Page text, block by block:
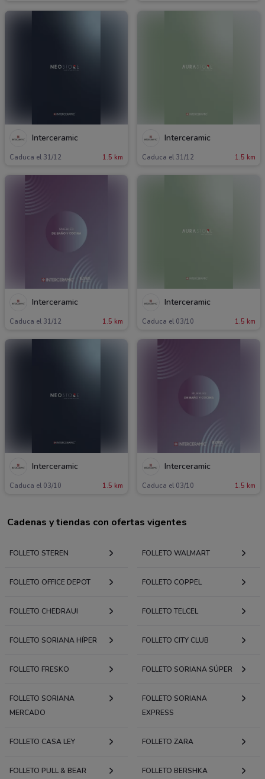
Interceramic
Caduca el 31/12 1.5 km
Interceramic
Caduca el 31/12 1.5 km
Interceramic
Caduca el 31/12 1.5 km
Interceramic
Caduca el 03/10 1.5 km
Interceramic
Caduca el 03/10 1.5 km
Interceramic
Caduca el 03/10 1.5 km
Cadenas y tiendas con ofertas vigentes
FOLLETO STEREN FOLLETO WALMART
FOLLETO OFFICE DEPOT FOLLETO COPPEL
FOLLETO CHEDRAUI FOLLETO TELCEL
FOLLETO SORIANA HÍPER FOLLETO CITY CLUB
FOLLETO FRESKO FOLLETO SORIANA SÚPER
FOLLETO SORIANA
MERCADO
FOLLETO SORIANA
EXPRESS
FOLLETO CASA LEY FOLLETO ZARA
FOLLETO PULL & BEAR FOLLETO BERSHKA